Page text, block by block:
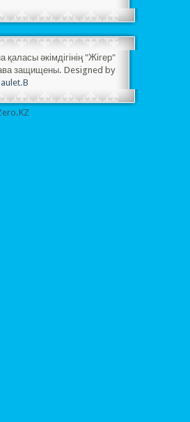
әкімдігінің "Жігер"
защищены. Designed by